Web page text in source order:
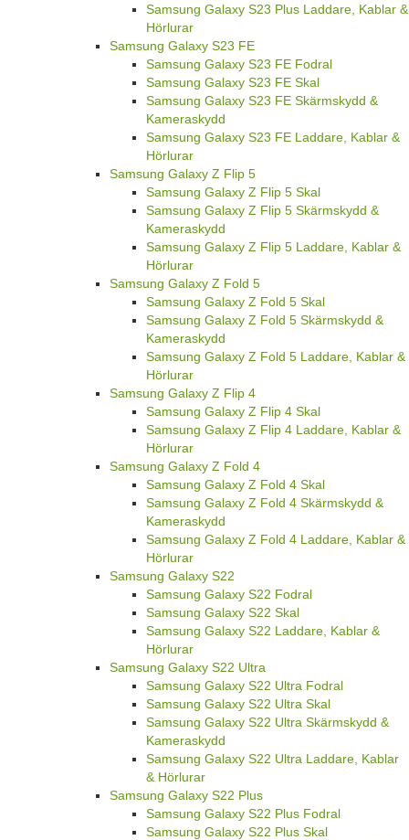
Samsung Galaxy S23 Plus Laddare, Kablar &
Hörlurar
Samsung Galaxy S23 FE
Samsung Galaxy S23 FE Fodral
Samsung Galaxy S23 FE Skal
Samsung Galaxy S23 FE Skärmskydd &
Kameraskydd
Samsung Galaxy S23 FE Laddare, Kablar &
Hörlurar
Samsung Galaxy Z Flip 5
Samsung Galaxy Z Flip 5 Skal
Samsung Galaxy Z Flip 5 Skärmskydd &
Kameraskydd
Samsung Galaxy Z Flip 5 Laddare, Kablar &
Hörlurar
Samsung Galaxy Z Fold 5
Samsung Galaxy Z Fold 5 Skal
Samsung Galaxy Z Fold 5 Skärmskydd &
Kameraskydd
Samsung Galaxy Z Fold 5 Laddare, Kablar &
Hörlurar
Samsung Galaxy Z Flip 4
Samsung Galaxy Z Flip 4 Skal
Samsung Galaxy Z Flip 4 Laddare, Kablar &
Hörlurar
Samsung Galaxy Z Fold 4
Samsung Galaxy Z Fold 4 Skal
Samsung Galaxy Z Fold 4 Skärmskydd &
Kameraskydd
Samsung Galaxy Z Fold 4 Laddare, Kablar &
Hörlurar
Samsung Galaxy S22
Samsung Galaxy S22 Fodral
Samsung Galaxy S22 Skal
Samsung Galaxy S22 Laddare, Kablar &
Hörlurar
Samsung Galaxy S22 Ultra
Samsung Galaxy S22 Ultra Fodral
Samsung Galaxy S22 Ultra Skal
Samsung Galaxy S22 Ultra Skärmskydd &
Kameraskydd
Samsung Galaxy S22 Ultra Laddare, Kablar
& Hörlurar
Samsung Galaxy S22 Plus
Samsung Galaxy S22 Plus Fodral
Samsung Galaxy S22 Plus Skal